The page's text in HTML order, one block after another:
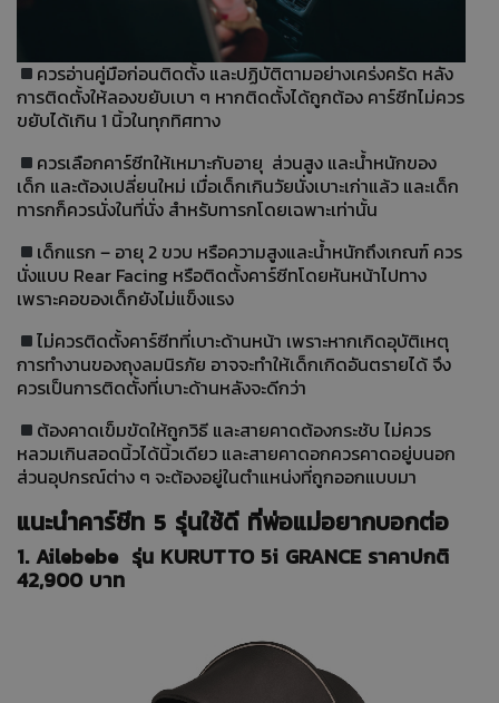
ควรอ่านคู่มือก่อนติดตั้ง และปฏิบัติตามอย่างเคร่งครัด หลัง
การติดตั้งให้ลองขยับเบา ๆ หากติดตั้งได้ถูกต้อง คาร์ซีทไม่ควร
ขยับได้เกิน 1 นิ้วในทุกทิศทาง
ควรเลือกคาร์ซีทให้เหมาะกับอายุ ส่วนสูง และน้ำหนักของ
เด็ก และต้องเปลี่ยนใหม่ เมื่อเด็กเกินวัยนั่งเบาะเก่าแล้ว และเด็ก
ทารกก็ควรนั่งในที่นั่ง สำหรับทารกโดยเฉพาะเท่านั้น
เด็กแรก – อายุ 2 ขวบ หรือความสูงและน้ำหนักถึงเกณฑ์ ควร
นั่งแบบ Rear Facing หรือติดตั้งคาร์ซีทโดยหันหน้าไปทาง
เพราะคอของเด็กยังไม่แข็งแรง
ไม่ควรติดตั้งคาร์ซีทที่เบาะด้านหน้า เพราะหากเกิดอุบัติเหตุ
การทำงานของถุงลมนิรภัย อาจจะทำให้เด็กเกิดอันตรายได้ จึง
ควรเป็นการติดตั้งที่เบาะด้านหลังจะดีกว่า
ต้องคาดเข็มขัดให้ถูกวิธี และสายคาดต้องกระชับ ไม่ควร
หลวมเกินสอดนิ้วได้นิ้วเดียว และสายคาดอกควรคาดอยู่บนอก
ส่วนอุปกรณ์ต่าง ๆ จะต้องอยู่ในตำแหน่งที่ถูกออกแบบมา
แนะนำคาร์ซีท 5 รุ่นใช้ดี ที่พ่อแม่อยากบอกต่อ
1. Ailebebe รุ่น KURUTTO 5i GRANCE ราคาปกติ
42,900 บาท